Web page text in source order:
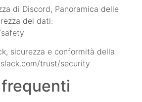
di Discord, Panoramica delle
dei dati:
sicurezza e conformità della
trust/security